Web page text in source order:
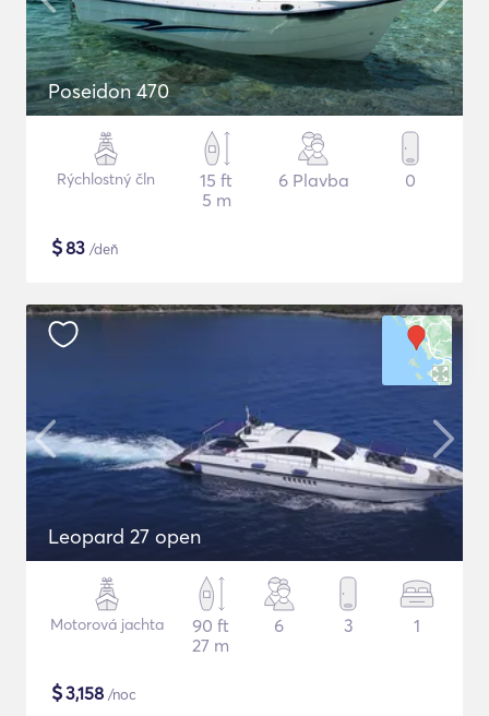
Poseidon 470
Rýchlostný čln
15 ft
5 m
6 Plavba 0
$83 /deň
Leopard 27 open
Motorová jachta
90 ft
27 m
6 3 1
$3,158 /noc